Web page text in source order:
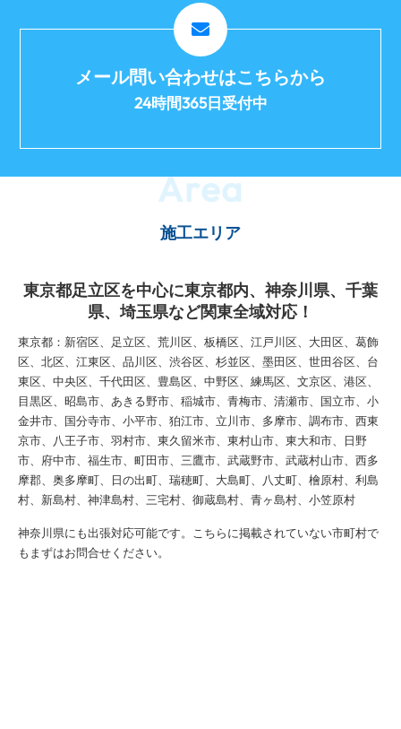
メール問い合わせはこちらから
24時間365日受付中
Area
施工エリア
東京都足立区を中心に東京都内、神奈川県、千葉
県、埼玉県など関東全域対応！
東京都：新宿区、足立区、荒川区、板橋区、江戸川区、大田区、葛飾
区、北区、江東区、品川区、渋谷区、杉並区、墨田区、世田谷区、台
東区、中央区、千代田区、豊島区、中野区、練馬区、文京区、港区、
目黒区、昭島市、あきる野市、稲城市、青梅市、清瀬市、国立市、小
金井市、国分寺市、小平市、狛江市、立川市、多摩市、調布市、西東
京市、八王子市、羽村市、東久留米市、東村山市、東大和市、日野
市、府中市、福生市、町田市、三鷹市、武蔵野市、武蔵村山市、西多
摩郡、奥多摩町、日の出町、瑞穂町、大島町、八丈町、檜原村、利島
村、新島村、神津島村、三宅村、御蔵島村、青ヶ島村、小笠原村
神奈川県にも出張対応可能です。こちらに掲載されていない市町村で
もまずはお問合せください。